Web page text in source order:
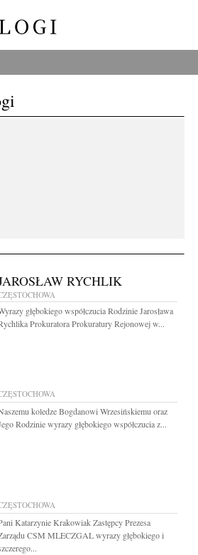
RYCHLIK
głębokiego współczucia Rodzinie Jarosława
Prokuratora Prokuratury Rejonowej w...
koledze Bogdanowi Wrzesińskiemu oraz
Rodzinie wyrazy głębokiego współczucia z...
Katarzynie Krakowiak Zastępcy Prezesa
CSM MLECZGAL wyrazy głębokiego i